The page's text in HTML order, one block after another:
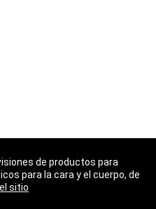
de productos para
para la cara y el cuerpo, de
sitio